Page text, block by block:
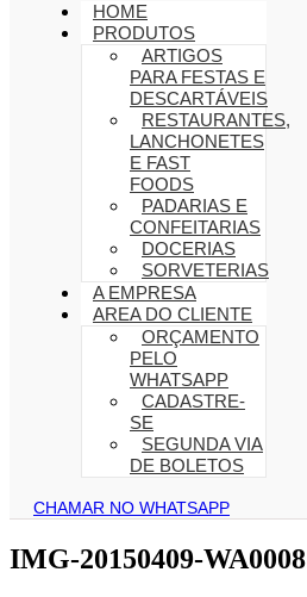
HOME
PRODUTOS
ARTIGOS
PARA FESTAS E
DESCARTÁVEIS
RESTAURANTES,
LANCHONETES
E FAST
FOODS
PADARIAS E
CONFEITARIAS
DOCERIAS
SORVETERIAS
A EMPRESA
AREA DO CLIENTE
ORÇAMENTO
PELO
WHATSAPP
CADASTRE-
SE
SEGUNDA VIA
DE BOLETOS
CHAMAR NO WHATSAPP
IMG-20150409-WA0008